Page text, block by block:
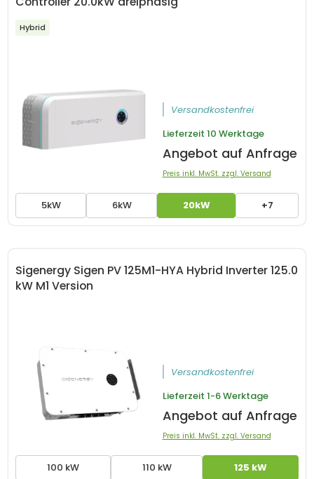
Hybrid
5kW 6kW 20kW +7
Versandkostenfrei
Lieferzeit 10 Werktage
Angebot auf Anfrage
Preis inkl. MwSt. zzgl. Versand
Sigenergy Sigen PV 125M1-HYA Hybrid Inverter 125.0
kW M1 Version
100 kW 110 kW 125 kW
Versandkostenfrei
Lieferzeit 1-6 Werktage
Angebot auf Anfrage
Preis inkl. MwSt. zzgl. Versand